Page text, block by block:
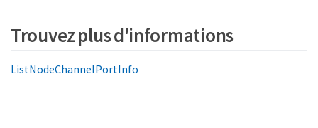
Trouvez plus d'informations
ListNodeChannelPortInfo